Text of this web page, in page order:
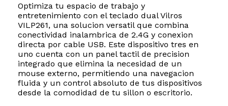
Optimiza tu espacio de trabajo y
entretenimiento con el teclado dual Vilros
VILP261, una solucion versatil que combina
conectividad inalambrica de 2.4G y conexion
directa por cable USB. Este dispositivo tres en
uno cuenta con un panel tactil de precision
integrado que elimina la necesidad de un
mouse externo, permitiendo una navegacion
fluida y un control absoluto de tus dispositivos
desde la comodidad de tu sillon o escritorio.